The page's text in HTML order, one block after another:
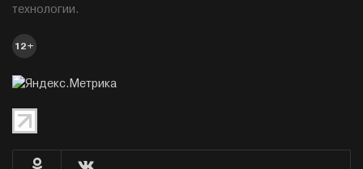
технологии.
12+